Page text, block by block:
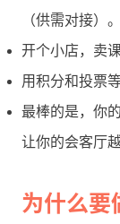
（供需对接）。
开个小店，卖
用积分和投票
最棒的是，你
让你的会客厅
为什么要